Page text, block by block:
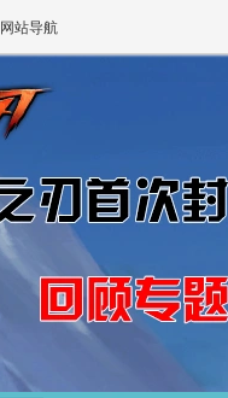
网站导航